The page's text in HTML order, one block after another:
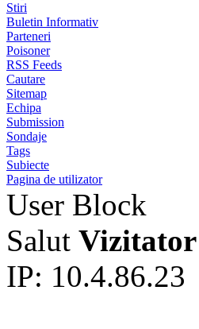
Stiri
Buletin Informativ
Parteneri
Poisoner
RSS Feeds
Cautare
Sitemap
Echipa
Submission
Sondaje
Tags
Subiecte
Pagina de utilizator
User Block
Salut Vizitator
IP: 10.4.86.23